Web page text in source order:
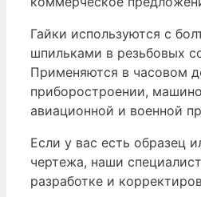
Гайки используются с
шпильками в резьбовых
Применяются в часовом
приборостроении,
авиационной и военной
Если у вас есть образец
чертежа, наши
разработке и